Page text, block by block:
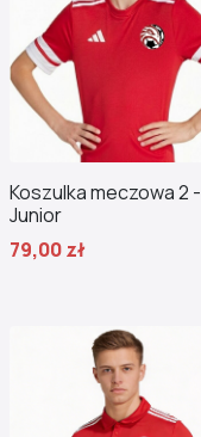
Koszulka meczowa 2 -
Junior
79,00 zł